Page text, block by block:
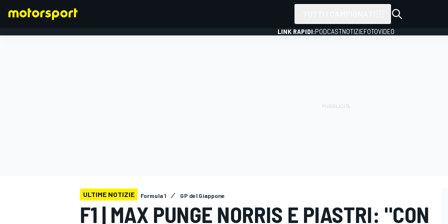
LINK RAPIDI:PODCASTNOTIZIEFOTOVIDEO
ULTIME NOTIZIE Formula 1 GP del Giappone
F1 | MAX PUNGE NORRIS E PIASTRI: "CON